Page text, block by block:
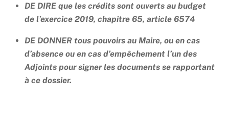
DE DIRE que les crédits sont ouverts au budget
de l’exercice 2019, chapitre 65, article 6574
DE DONNER tous pouvoirs au Maire, ou en cas
d’absence ou en cas d’empêchement l’un des
Adjoints pour signer les documents se rapportant
à ce dossier.